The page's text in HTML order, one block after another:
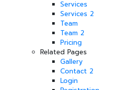
Services
Services 2
Team
Team 2
Pricing
Related Pages
Gallery
Contact 2
Login